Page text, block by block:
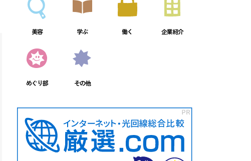
美容 学ぶ 働く 企業紹介
めぐり部 その他